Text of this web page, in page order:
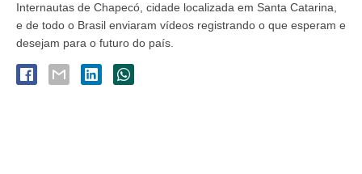
Internautas de Chapecó, cidade localizada em Santa Catarina,
e de todo o Brasil enviaram vídeos registrando o que esperam e
desejam para o futuro do país.